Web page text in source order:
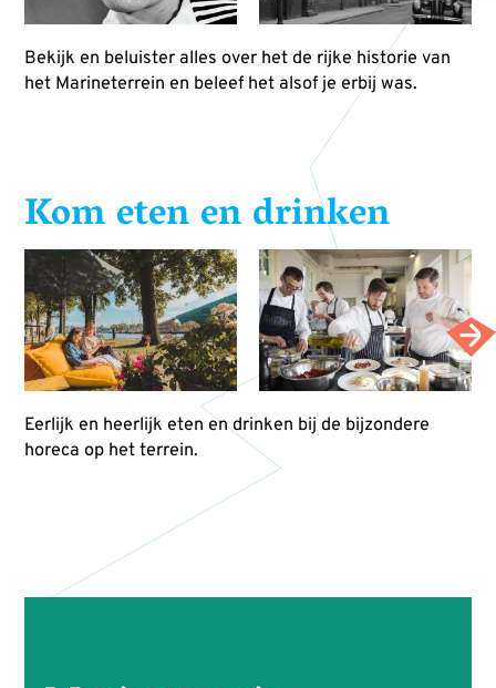
Bekijk en beluister alles over het de rijke historie van
het Marineterrein en beleef het alsof je erbij was.
Kom eten en drinken
Eerlijk en heerlijk eten en drinken bij de bijzondere
horeca op het terrein.